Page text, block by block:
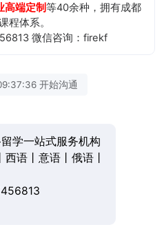
高端定制等40余种，拥有成都
程体系。
微信咨询：firekf
开始沟通
学一站式服务机构
语丨意语丨俄语丨